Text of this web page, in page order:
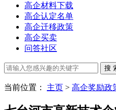
高企材料下载
高企认定名单
高企迁移政策
高企买卖
问答社区
当前位置： 主页 > 高企奖励政